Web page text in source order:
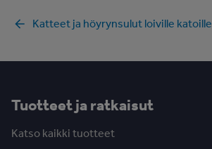
Katteet ja höyrynsulut loiville katoille
Tuotteet ja ratkaisut
Katso kaikki tuotteet